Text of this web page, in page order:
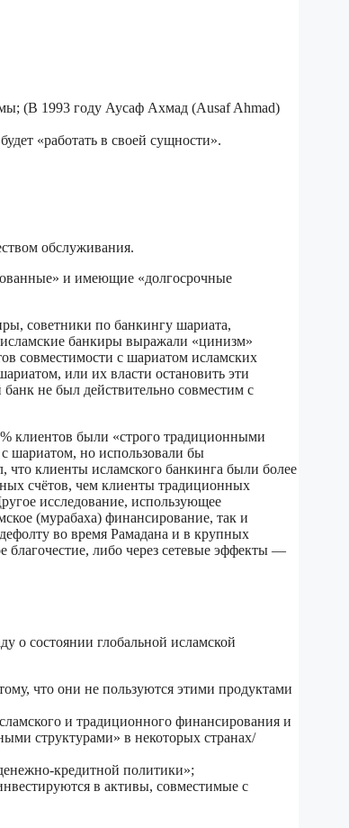
(В 1993 году Аусаф Ахмад (Ausaf Ahmad)
«работать в своей сущности».
обслуживания.
и имеющие «долгосрочные
советники по банкингу шариата,
банкиры выражали «цинизм»
совместимости с шариатом исламских
или их власти остановить эти
не был действительно совместим с
клиентов были «строго традиционными
шариатом, но использовали бы
что клиенты исламского банкинга были более
счётов, чем клиенты традиционных
исследование, использующее
(мурабаха) финансирование, так и
во время Рамадана и в крупных
благочестие, либо через сетевые эффекты —
о состоянии глобальной исламской
что они не пользуются этими продуктами
и традиционного финансирования и
структурами» в некоторых странах/
кредитной политики»;
в активы, совместимые с